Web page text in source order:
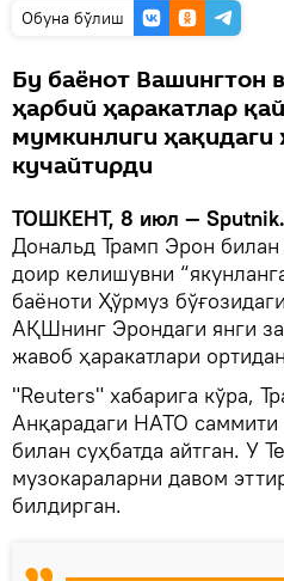
Oбуна бўлиш
Бу баёнот Вашингтон
ҳарбий ҳаракатлар
мумкинлиги ҳақидаги
кучайтирди
ТОШКЕНТ, 8 июл — Sputnik.
Дональд Трамп Эрон
доир келишувни
баёноти Ҳўрмуз
АҚШнинг Эрондаги янги
жавоб ҳаракатлари
"Reuters" хабарига кўра,
Анқарадаги НАТО саммити
билан суҳбатда айтган. У
музокараларни давом
билдирган.